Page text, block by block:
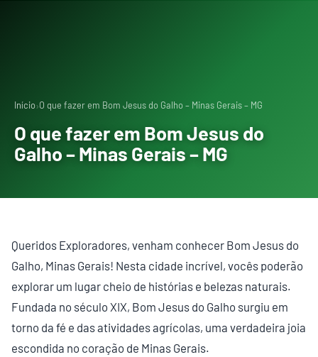
Início›O que fazer em Bom Jesus do Galho – Minas Gerais – MG
O que fazer em Bom Jesus do
Galho – Minas Gerais – MG
Queridos Exploradores, venham conhecer Bom Jesus do
Galho, Minas Gerais! Nesta cidade incrível, vocês poderão
explorar um lugar cheio de histórias e belezas naturais.
Fundada no século XIX, Bom Jesus do Galho surgiu em
torno da fé e das atividades agrícolas, uma verdadeira joia
escondida no coração de Minas Gerais.